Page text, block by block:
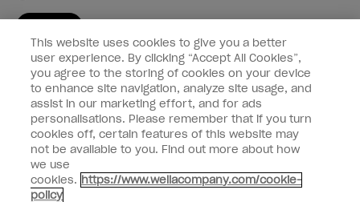
OPI
個人情報の取り扱い
facebookinstagram
This website uses cookies to give you a better
user experience. By clicking “Accept All Cookies”,
you agree to the storing of cookies on your device
to enhance site navigation, analyze site usage, and
assist in our marketing effort, and for ads
personalisations. Please remember that if you turn
cookies off, certain features of this website may
not be available to you. Find out more about how
we use
cookies. https://www.wellacompany.com/cookie-
policy